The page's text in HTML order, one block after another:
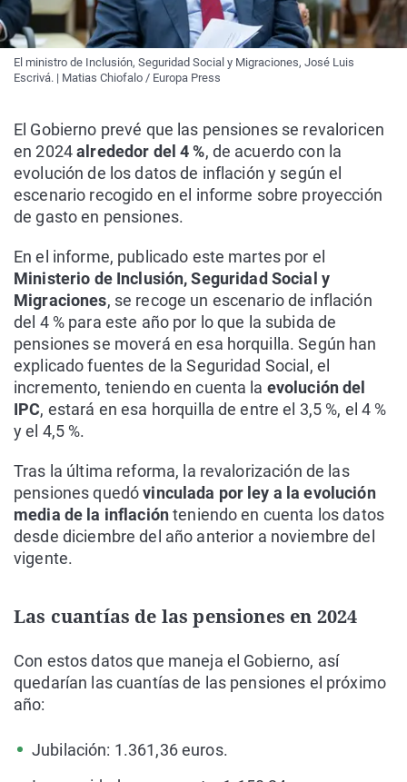
El ministro de Inclusión, Seguridad Social y Migraciones, José Luis
Escrivá. | Matias Chiofalo / Europa Press
El Gobierno prevé que las pensiones se revaloricen
en 2024alrededor del 4 %, de acuerdo con la
evolución de los datos de inflación y según el
escenario recogido en el informe sobre proyección
de gasto en pensiones.
En el informe, publicado este martes por el
Ministerio de Inclusión, Seguridad Social y
Migraciones, se recoge un escenario de inflación
del 4 % para este año por lo que la subida de
pensiones se moverá en esa horquilla. Según han
explicado fuentes de la Seguridad Social, el
incremento, teniendo en cuenta la evolución del
IPC, estará en esa horquilla de entre el 3,5 %, el 4 %
y el 4,5 %.
Tras la última reforma, la revalorización de las
pensiones quedóvinculada por ley a la evolución
media de la inflaciónteniendo en cuenta los datos
desde diciembre del año anterior a noviembre del
vigente.
Las cuantías de las pensiones en 2024
Con estos datos que maneja el Gobierno, así
quedarían las cuantías de las pensiones el próximo
año:
Jubilación: 1.361,36 euros.